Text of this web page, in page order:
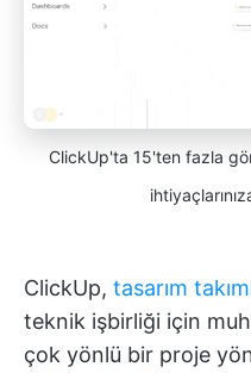
ClickUp'ta 15'ten fazla
ClickUp, tasarım
teknik işbirliği için
çok yönlü bir proje